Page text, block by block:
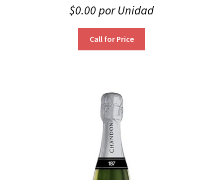
$0.00por Unidad
Call for Price